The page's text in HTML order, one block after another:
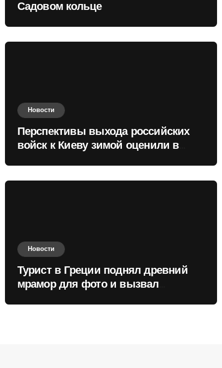
Садовом кольце
Новости
Перспективы выхода российских
войск к Киеву зимой оценили в
Новости
Турист в Греции поднял древний
мрамор для фото и вызвал